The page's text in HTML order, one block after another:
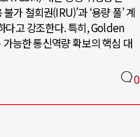
가 철회권(IRU)’과 ‘용량 풀’ 계
다고 강조한다. 특히, Golden
능한 통신역량 확보의 핵심 대
0
우크라이나, 대리전의 역..
드론 협력 직후, 러시아..
모 공습 주고받아…민간 ..